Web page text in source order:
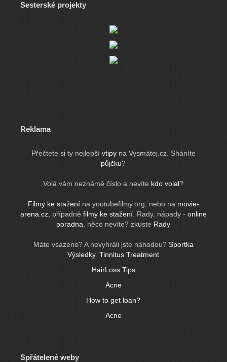
Sesterské projekty
Reklama
Přečtete si ty nejlepší vtipy na Vysmátej.cz. Sháníte
půjčku?
Volá vám neznámé číslo a nevíte kdo volal?
Filmy ke stažení na youtubefilmy.org, nebo na movie-
arena.cz , případně filmy ke stažení . Rady, nápady - online
poradna , něco nevíte? zkuste Rady
Máte vsazeno? A nevyhráli jste náhodou? Sportka
Výsledky.Tinnitus Treatment
HairLoss Tips
Acne
How to get loan?
Acne
Spřátelené weby